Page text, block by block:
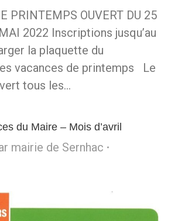
PRINTEMPS OUVERT DU 25
2022 Inscriptions jusqu’au
la plaquette du
vacances de printemps Le
tous les…
du Maire – Mois d’avril
mairie de Sernhac